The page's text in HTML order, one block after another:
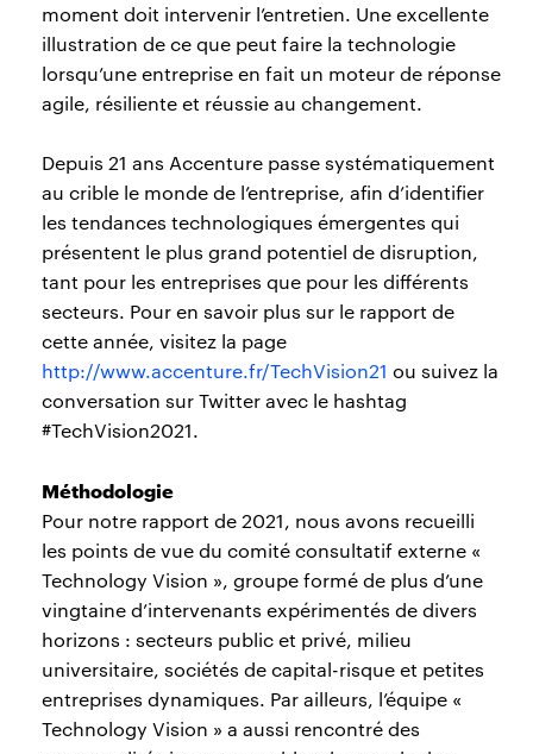
moment doit intervenir l’entretien. Une excellente
illustration de ce que peut faire la technologie
lorsqu’une entreprise en fait un moteur de réponse
agile, résiliente et réussie au changement.
Depuis 21 ans Accenture passe systématiquement
au crible le monde de l’entreprise, afin d’identifier
les tendances technologiques émergentes qui
présentent le plus grand potentiel de disruption,
tant pour les entreprises que pour les différents
secteurs. Pour en savoir plus sur le rapport de
cette année, visitez la page
http://www.accenture.fr/TechVision21 ou suivez la
conversation sur Twitter avec le hashtag
#TechVision2021.
Méthodologie
Pour notre rapport de 2021, nous avons recueilli
les points de vue du comité consultatif externe «
Technology Vision », groupe formé de plus d’une
vingtaine d’intervenants expérimentés de divers
horizons : secteurs public et privé, milieu
universitaire, sociétés de capital-risque et petites
entreprises dynamiques. Par ailleurs, l’équipe «
Technology Vision » a aussi rencontré des